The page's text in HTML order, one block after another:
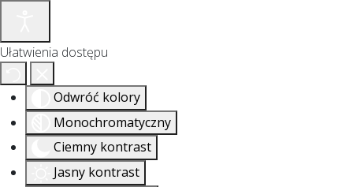
Ułatwienia dostępu
Odwróć kolory
Monochromatyczny
Ciemny kontrast
Jasny kontrast